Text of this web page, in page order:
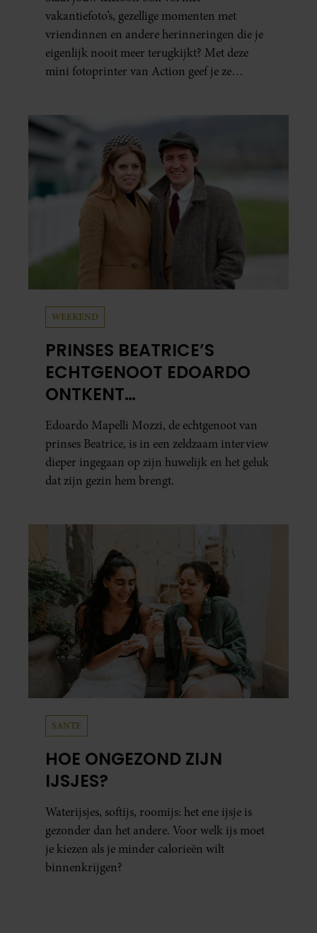
ÉÉN MINUUT IN HANDEN
vakantiefoto’s, gezellige momenten met
vriendinnen en andere herinneringen die je
eigenlijk nooit meer terugkijkt? Met deze
mini fotoprinter van Action geef je ze
al in handen.
WEEKEND
PRINSES BEATRICE’S
ECHTGENOOT EDOARDO
ONTKENT
HUWELIJKSPROBLEMEN
Edoardo Mapelli Mozzi, de echtgenoot van
prinses Beatrice, is in een zeldzaam interview
dieper ingegaan op zijn huwelijk en het geluk
dat zijn gezin hem brengt.
SANTE
HOE ONGEZOND ZIJN
IJSJES?
Waterijsjes, softijs, roomijs: het ene ijsje is
gezonder dan het andere. Voor welk ijs moet
je kiezen als je minder calorieën wilt
binnenkrijgen?